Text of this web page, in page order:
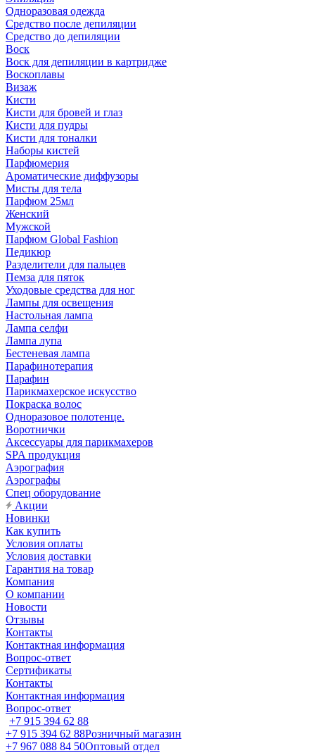
Одноразовая одежда
Средство после депиляции
Средство до депиляции
Воск
Воск для депиляции в картридже
Воскоплавы
Визаж
Кисти
Кисти для бровей и глаз
Кисти для пудры
Кисти для тоналки
Наборы кистей
Парфюмерия
Ароматические диффузоры
Мисты для тела
Парфюм 25мл
Женский
Мужской
Парфюм Global Fashion
Педикюр
Разделители для пальцев
Пемза для пяток
Уходовые средства для ног
Лампы для освещения
Настольная лампа
Лампа селфи
Лампа лупа
Бестеневая лампа
Парафинотерапия
Парафин
Парикмахерское искусство
Покраска волос
Одноразовое полотенце.
Воротнички
Аксессуары для парикмахеров
SPA продукция
Аэрография
Аэрографы
Спец оборудование
Акции
Новинки
Как купить
Условия оплаты
Условия доставки
Гарантия на товар
Компания
О компании
Новости
Отзывы
Контакты
Контактная информация
Вопрос-ответ
Сертификаты
Контакты
Контактная информация
Вопрос-ответ
+7 915 394 62 88
+7 915 394 62 88Розничный магазин
+7 967 088 84 50Оптовый отдел